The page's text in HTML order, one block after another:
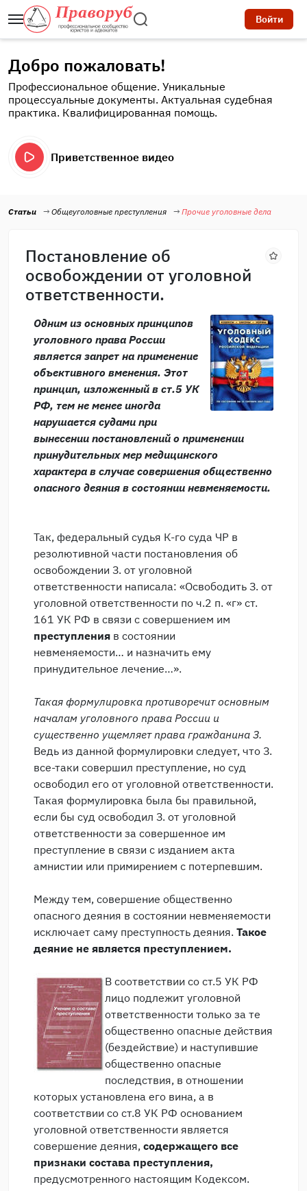
Войти
Добро пожаловать!
Профессиональное общение. Уникальные
процессуальные документы. Актуальная судебная
практика. Квалифицированная помощь.
Приветственное видео
Статьи Общеуголовные преступления Прочие уголовные дела
Постановление об
освобождении от уголовной
ответственности.
Одним из основных принципов
уголовного права России
является запрет на применение
объективного вменения. Этот
принцип, изложенный в ст.5 УК
РФ, тем не менее иногда
нарушается судами при
вынесении постановлений о применении
принудительных мер медицинского
характера в случае совершения общественно
опасного деяния в состоянии невменяемости.
Так, федеральный судья К-го суда ЧР в
резолютивной части постановления об
освобождении З. от уголовной
ответственности написала: «Освободить З. от
уголовной ответственности по ч.2 п. «г» ст.
161 УК РФ в связи с совершением им
преступления в состоянии
невменяемости… и назначить ему
принудительное лечение…».
Такая формулировка противоречит основным
началам уголовного права России и
существенно ущемляет права гражданина З.
Ведь из данной формулировки следует, что З.
все-таки совершил преступление, но суд
освободил его от уголовной ответственности.
Такая формулировка была бы правильной,
если бы суд освободил З. от уголовной
ответственности за совершенное им
преступление в связи с изданием акта
амнистии или примирением с потерпевшим.
Между тем, совершение общественно
опасного деяния в состоянии невменяемости
исключает саму преступность деяния. Такое
деяние не является преступлением.
В соответствии со ст.5 УК РФ
лицо подлежит уголовной
ответственности только за те
общественно опасные действия
(бездействие) и наступившие
общественно опасные
последствия, в отношении
которых установлена его вина, а в
соответствии со ст.8 УК РФ основанием
уголовной ответственности является
совершение деяния, содержащего все
признаки состава преступления,
предусмотренного настоящим Кодексом.